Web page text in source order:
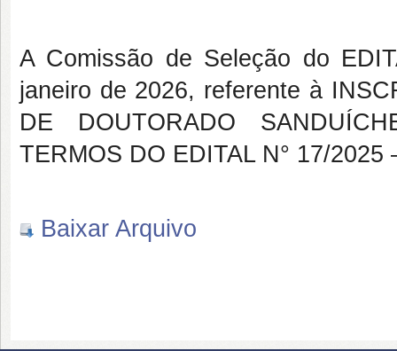
A Comissão de Seleção do
janeiro de 2026, referente à
DE DOUTORADO
TERMOS DO EDITAL N° 17/
Baixar Arquivo